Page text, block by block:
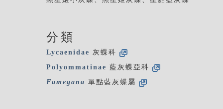
分類
Lycaenidae 灰蝶科
Polyommatinae 藍灰蝶亞科
Famegana 單點藍灰蝶屬